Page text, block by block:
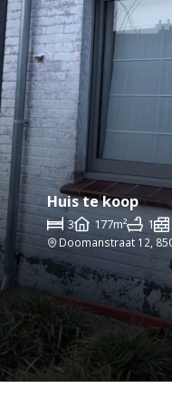
Huis te koop
3 177m² 1
Doomanstraat 12,